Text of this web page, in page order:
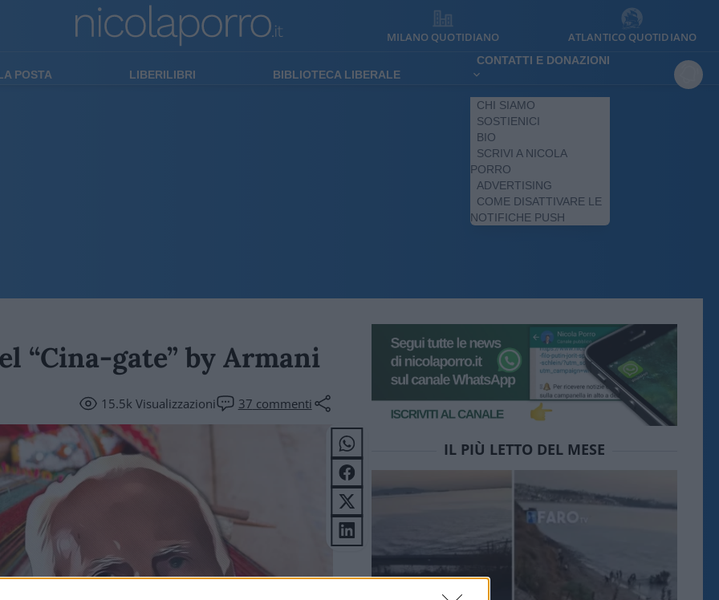
MILANO QUOTIDIANO ATLANTICO QUOTIDIANO
POSTA LIBERILIBRI BIBLIOTECA LIBERALE
CONTATTI E DONAZIONI
CHI SIAMO
SOSTIENICI
BIO
SCRIVI A NICOLA
PORRO
ADVERTISING
COME DISATTIVARE LE
NOTIFICHE PUSH
“Cina-gate” by Armani
15.5kVisualizzazioni 37 commenti
IL PIÙ LETTO DEL MESE